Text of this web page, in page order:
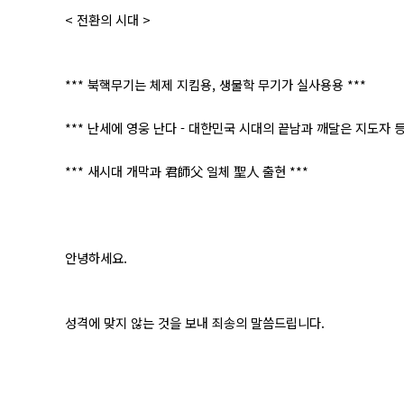
< 전환의 시대 >
*** 북핵무기는 체제 지킴용, 생물학 무기가 실사용용 ***
*** 난세에 영웅 난다 - 대한민국 시대의 끝남과 깨달은 지도자
*** 새시대 개막과 君師父 일체 聖人 출현 ***
안녕하세요.
성격에 맞지 않는 것을 보내 죄송의 말씀드립니다.